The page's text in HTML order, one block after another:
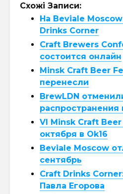
Схожі Записи:
На Beviale
Drinks Corner
Craft Brewers
состоится онлайн
Minsk Craft Beer
перенесли
BrewLDN
распространения
VI Minsk Craft
октября в Ok16
Beviale Moscow
сентябрь
Craft Drinks
Павла Егорова